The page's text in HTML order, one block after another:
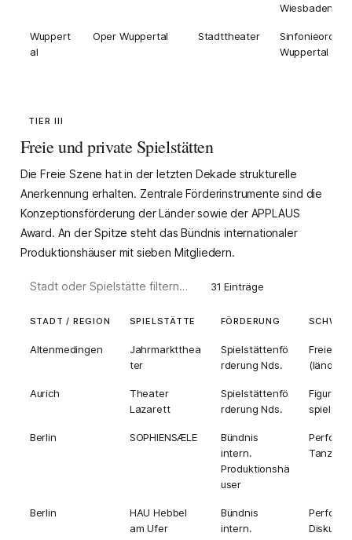
Wiesbaden (A)
Wuppert
al
Oper Wuppertal Stadttheater
Wuppertal (A)
TIER III
Freie und private Spielstätten
DieFreie Szene hat in der letzten Dekade strukturelle
Anerkennung erhalten. Zentrale Förderinstrumente sind die
Konzeptionsförderung der Länder sowie der APPLAUS
Award. An der Spitze steht dasBündnis internationaler
Produktionshäusermit sieben Mitgliedern.
31 Einträge
STADT / REGION SPIELSTÄTTE FÖRDERUNG
Altenmedingen
Jahrmarktthea
ter
Spielstättenfö
rderung Nds.
Freies
(ländlich)
Aurich
Theater
Lazarett
Spielstättenfö
rderung Nds.
Berlin SOPHIENSÆLE
Bündnis
intern.
Produktionshä
user
Tanz
Berlin
HAU Hebbel
am Ufer
Bündnis
intern.
Diskurs